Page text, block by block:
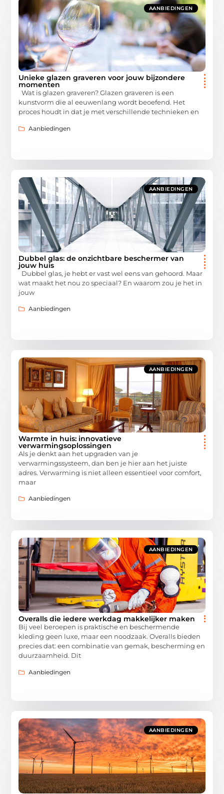
AANBIEDINGEN
Unieke glazen graveren voor jouw bijzondere
momenten
Wat is glazen graveren? Glazen graveren is een
kunstvorm die al eeuwenlang wordt beoefend. Het
proces houdt in dat je met verschillende technieken en
Aanbiedingen
AANBIEDINGEN
Dubbel glas: de onzichtbare beschermer van
jouw huis
Dubbel glas, je hebt er vast wel eens van gehoord. Maar
wat maakt het nou zo speciaal? En waarom zou je het in
jouw
Aanbiedingen
AANBIEDINGEN
Warmte in huis: innovatieve
verwarmingsoplossingen
Als je denkt aan het upgraden van je
verwarmingssysteem, dan ben je hier aan het juiste
adres. Verwarming is niet alleen essentieel voor comfort,
maar
Aanbiedingen
AANBIEDINGEN
Overalls die iedere werkdag makkelijker maken
Bij veel beroepen is praktische en beschermende
kleding geen luxe, maar een noodzaak. Overalls bieden
precies dat: een combinatie van gemak, bescherming en
duurzaamheid. Dit
Aanbiedingen
AANBIEDINGEN